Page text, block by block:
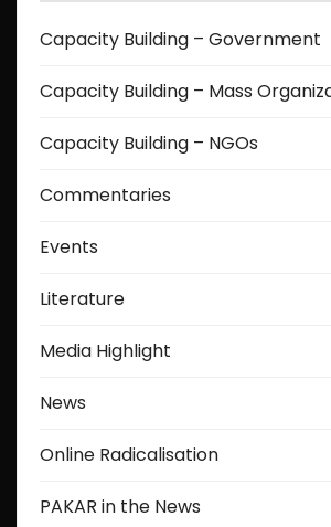
s
a
g
i
a
t
o
Capacity Building – Government
Capacity Building – Mass
Capacity Building – NGOs
Commentaries
Events
Literature
Media Highlight
News
Online Radicalisation
PAKAR in the News